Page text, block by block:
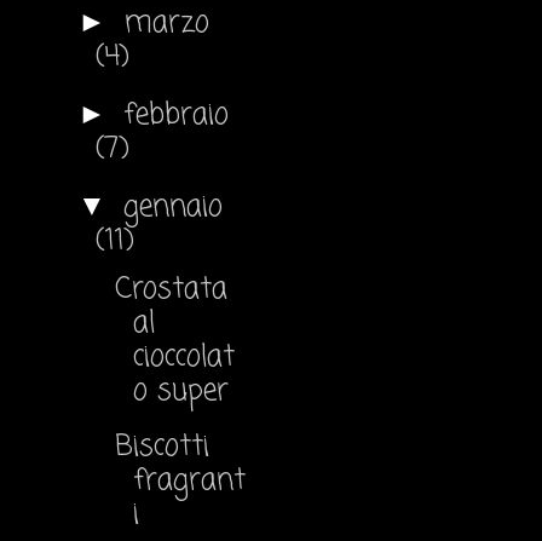
► marzo
(4)
► febbraio
(7)
▼ gennaio
(11)
Crostata
al
cioccolat
o super
Biscotti
fragrant
i